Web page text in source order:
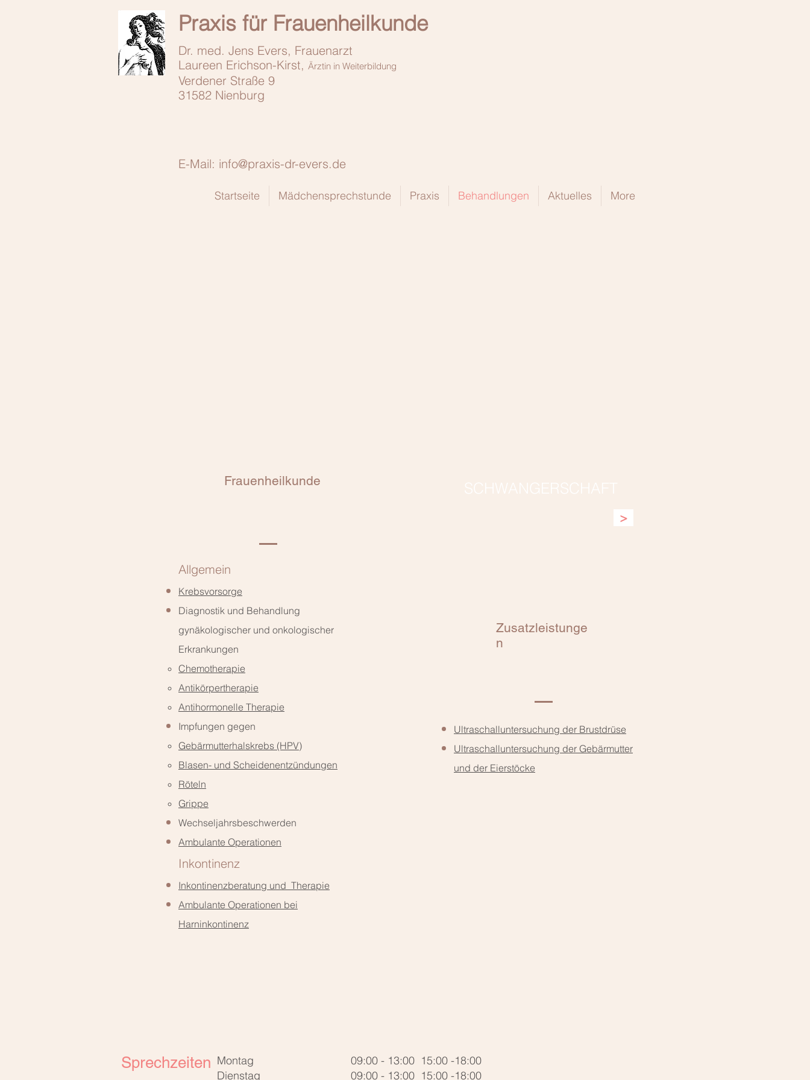
Praxis für Frauenheilkunde
Dr. med. Jens Evers, Frauenarzt
Laureen Erichson-Kirst, Ärztin in Weiterbildung
Verdener Straße 9
31582 Nienburg
E-Mail: info@praxis-dr-evers.de
Startseite Mädchensprechstunde Praxis Behandlungen Aktuelles More
Frauenheilkunde
>
Allgemein
Krebsvorsorge
Diagnostik und Behandlung
gynäkologischer und onkologischer
Erkrankungen
Chemotherapie
Antikörpertherapie
Antihormonelle Therapie
Impfungen gegen
Gebärmutterhalskrebs (HPV)
Blasen- und Scheidenentzündungen
Röteln
Grippe
Wechseljahrsbeschwerden
Ambulante Operationen
Inkontinenz
Inkontinenzberatung und Therapie
Ambulante Operationen bei
Harninkontinenz
Zusatzleistunge
n
Ultraschalluntersuchung der Brustdrüse
Ultraschalluntersuchung der Gebärmutter
und der Eierstöcke
Sprechzeiten Montag
Dienstag
09:00 - 13:00 15:00 -18:00
09:00 - 13:00 15:00 -18:00